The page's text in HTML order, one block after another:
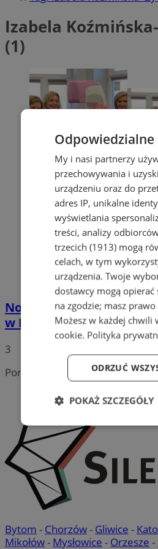
Izabela
(1)
Nowy zaawansowany
w Rudzie Śląskiej
3
Portal należy do sieci
Bytom - Chorzów- Gliwice -
Mikołów- Mysłowice - Orzesze -
Odpowiedzialne
My i nasi partnerzy
przechowywania i
urządzeniu oraz do
adres IP, unikalne
wyświetlania
treści, analizy
trzecich (1913)mogą
celach, w tym
urządzenia. Twoje
dostawcy mogą
na zgodzie; masz
Możesz w każdej chwili
cookie. Polityka
ODRZUĆ
POKAŻ SZCZEGÓŁY
Niezbędne